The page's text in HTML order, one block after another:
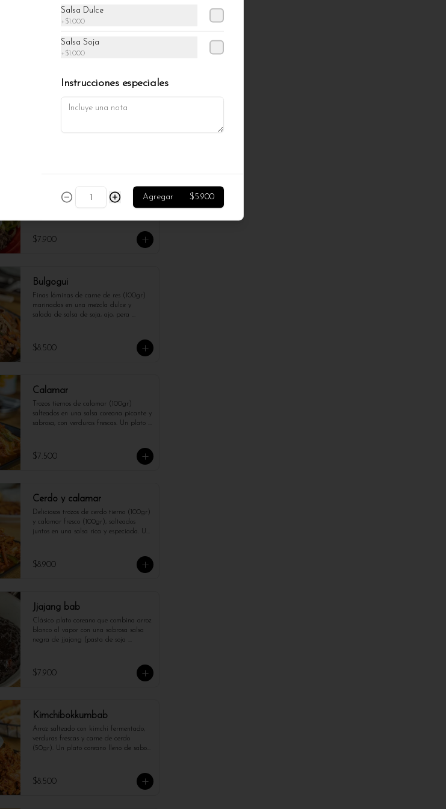
Plato tradicional coreano con arroz
blanco al vapor, cubierto con una
colorida variedad de vegetales
(picante). Se mezcla antes de comer
para disfrutar de una explosión de
$7.900
Bulgogui
Finas láminas de carne de res (100gr)
marinadas en una mezcla dulce y
salada de salsa de soja, ajo, pera
la cocina coreana, lleno de sabor y
servido con arroz y vegetales.
$8.500
Calamar
Trozos tiernos de calamar (100gr)
salteados en una salsa coreana picante y
sabrosa, con verduras frescas. Un plato
auténtico de la cocina coreana.
$7.500
Cerdo y calamar
Deliciosos trozos de cerdo tierno (100gr)
y calamar fresco (100gr), salteados
juntos en una salsa rica y especiada. Un
texturas.
$8.900
Jjajang bab
Clásico plato coreano que combina arroz
blanco al vapor con una sabrosa salsa
negra de jjajang (pasta de soja
$7.900
Kimchibokkumbab
Arroz salteado con kimchi fermentado,
verduras frescas y carne de cerdo
(50gr). Un plato coreano lleno de sabor
$8.500
Salsa Dulce
+$1.000
Salsa Soja
+$1.000
Instrucciones especiales
Agregar $5.900